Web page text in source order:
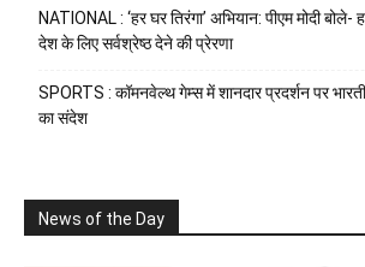
NATIONAL : ‘हर घर तिरंगा’ अभियान: पीएम मोदी बोले-
देश के लिए सर्वश्रेष्ठ देने की प्रेरणा
SPORTS : कॉमनवेल्थ गेम्स में शानदार प्रदर्शन पर
का संदेश
News of the Day